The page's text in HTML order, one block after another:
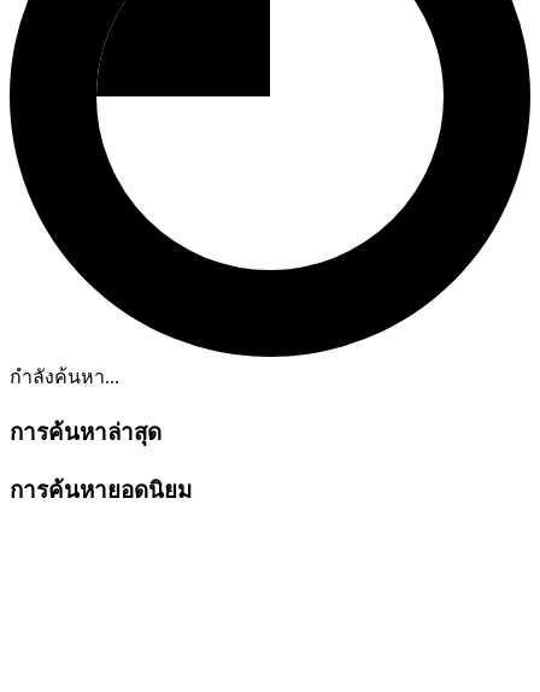
กำลังค้นหา...
การค้นหาล่าสุด
การค้นหายอดนิยม